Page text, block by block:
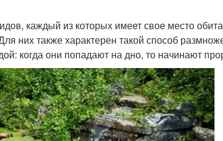
каждый из которых имеет свое место
них также характерен такой способ
когда они попадают на дно, то начинают